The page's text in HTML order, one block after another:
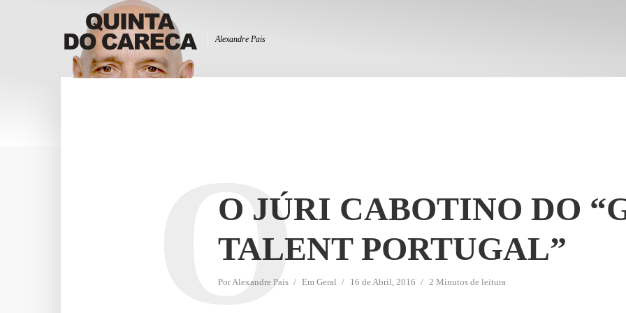
Alexandre Pais
O JÚRI CABOTINO DO
TALENT PORTUGAL”
PorAlexandre Pais Em Geral 16 de Abril, 2016 2 Minutos de leitura
O